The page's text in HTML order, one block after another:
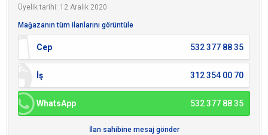
Üyelik tarihi: 12 Aralık 2020
Mağazanın tüm ilanlarını görüntüle
Cep 532 377 88 35
İş 312 354 00 70
WhatsApp 532 377 88 35
İlan sahibine mesaj gönder